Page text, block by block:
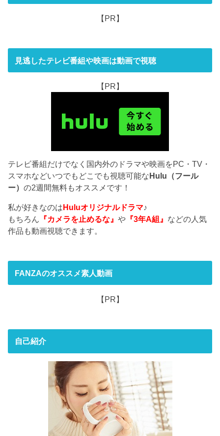
【PR】
見逃したテレビ番組や映画は動画で視聴
【PR】
テレビ番組だけでなく国内外のドラマや映画をPC・TV・
スマホなどいつでもどこでも視聴可能なHulu（フール
ー）の2週間無料もオススメです！
私が好きなのはHuluオリジナルドラマ♪
もちろん 『カメラを止めるな』や 『3年A組』 などの人気
作品も動画視聴できます。
FANZAのオススメ素人動画
【PR】
自己紹介